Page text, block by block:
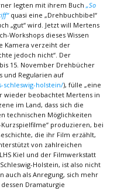
legten mit ihrem Buch „So
quasi eine „Drehbuchbibel“
„gut“ wird. Jetzt will Mertens
Workshops dieses Wissen
Kamera verzeiht der
jedoch nicht“. Der
15. November Drehbücher
und Regularien auf
holstein/), fülle „eine
wieder beobachtet Mertens in
im Land, dass sich die
technischen Möglichkeiten
produzieren, bei
die ihr Film erzählt,
von zahlreichen
Kiel und der Filmwerkstatt
Holstein, ist also nicht
auch als Anregung, sich mehr
Dramaturgie